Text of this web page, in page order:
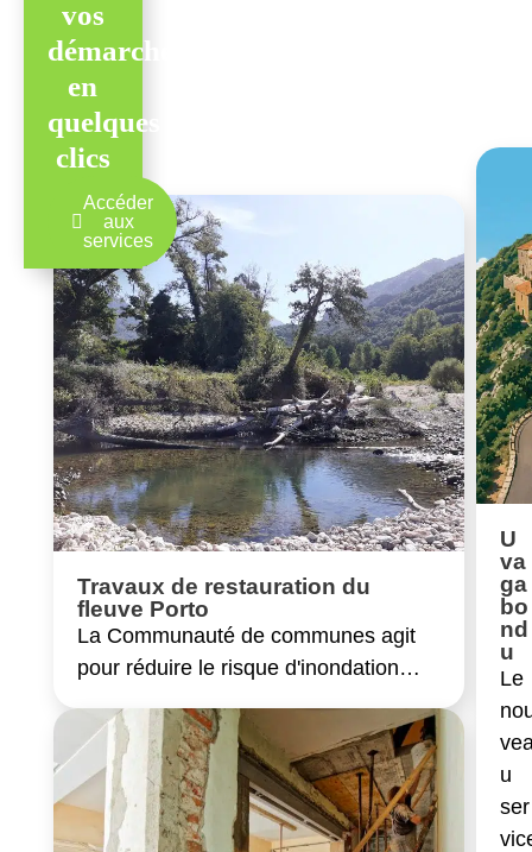
vos
démarches
en
quelques
clics
Accéder
aux
services
Travaux de restauration du
fleuve Porto
La Communauté de communes agit
pour réduire le risque d'inondation…
U
va
ga
bo
nd
u
Le
u
ser